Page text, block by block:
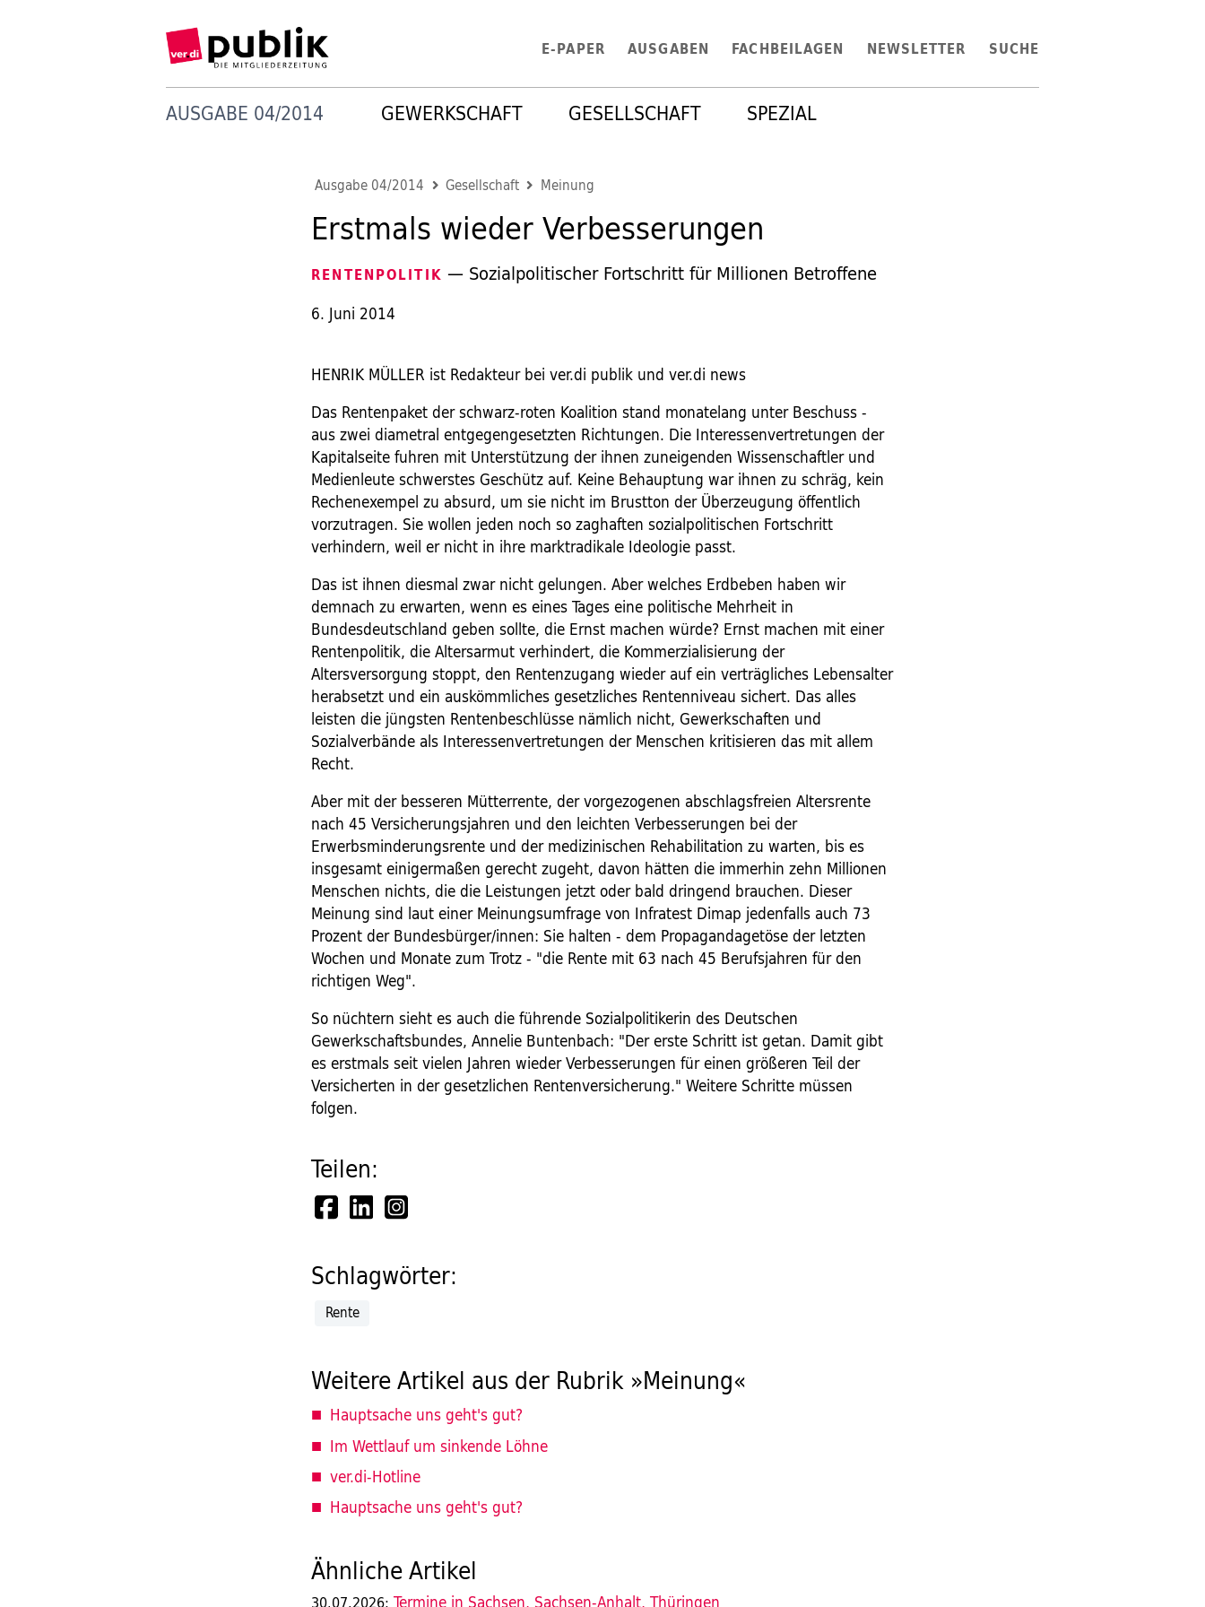
E-PAPER AUSGABEN FACHBEILAGEN NEWSLETTER SUCHE
AUSGABE 04/2014 GEWERKSCHAFT GESELLSCHAFT SPEZIAL
Ausgabe 04/2014 Gesellschaft Meinung
Erstmals wieder Verbesserungen
RENTENPOLITIK — Sozialpolitischer Fortschritt für Millionen Betroffene
6. Juni 2014
HENRIK MÜLLER ist Redakteur bei ver.di publik und ver.di news
Das Rentenpaket der schwarz-roten Koalition stand monatelang unter Beschuss -
aus zwei diametral entgegengesetzten Richtungen. Die Interessenvertretungen der
Kapitalseite fuhren mit Unterstützung der ihnen zuneigenden Wissenschaftler und
Medienleute schwerstes Geschütz auf. Keine Behauptung war ihnen zu schräg, kein
Rechenexempel zu absurd, um sie nicht im Brustton der Überzeugung öffentlich
vorzutragen. Sie wollen jeden noch so zaghaften sozialpolitischen Fortschritt
verhindern, weil er nicht in ihre marktradikale Ideologie passt.
Das ist ihnen diesmal zwar nicht gelungen. Aber welches Erdbeben haben wir
demnach zu erwarten, wenn es eines Tages eine politische Mehrheit in
Bundesdeutschland geben sollte, die Ernst machen würde? Ernst machen mit einer
Rentenpolitik, die Altersarmut verhindert, die Kommerzialisierung der
Altersversorgung stoppt, den Rentenzugang wieder auf ein verträgliches Lebensalter
herabsetzt und ein auskömmliches gesetzliches Rentenniveau sichert. Das alles
leisten die jüngsten Rentenbeschlüsse nämlich nicht, Gewerkschaften und
Sozialverbände als Interessenvertretungen der Menschen kritisieren das mit allem
Recht.
Aber mit der besseren Mütterrente, der vorgezogenen abschlagsfreien Altersrente
nach 45 Versicherungsjahren und den leichten Verbesserungen bei der
Erwerbsminderungsrente und der medizinischen Rehabilitation zu warten, bis es
insgesamt einigermaßen gerecht zugeht, davon hätten die immerhin zehn Millionen
Menschen nichts, die die Leistungen jetzt oder bald dringend brauchen. Dieser
Meinung sind laut einer Meinungsumfrage von Infratest Dimap jedenfalls auch 73
Prozent der Bundesbürger/innen: Sie halten - dem Propagandagetöse der letzten
Wochen und Monate zum Trotz - "die Rente mit 63 nach 45 Berufsjahren für den
richtigen Weg".
So nüchtern sieht es auch die führende Sozialpolitikerin des Deutschen
Gewerkschaftsbundes, Annelie Buntenbach: "Der erste Schritt ist getan. Damit gibt
es erstmals seit vielen Jahren wieder Verbesserungen für einen größeren Teil der
Versicherten in der gesetzlichen Rentenversicherung." Weitere Schritte müssen
folgen.
Teilen:
Schlagwörter:
Rente
Weitere Artikel aus der Rubrik »Meinung«
Hauptsache uns geht's gut?
Im Wettlauf um sinkende Löhne
ver.di-Hotline
Hauptsache uns geht's gut?
Ähnliche Artikel